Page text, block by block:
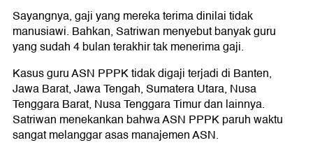
Sayangnya, gaji yang mereka terima dinilai tidak
manusiawi. Bahkan, Satriwan menyebut banyak guru
yang sudah 4 bulan terakhir tak menerima gaji.
Kasus guru ASN PPPK tidak digaji terjadi di Banten,
Jawa Barat, Jawa Tengah, Sumatera Utara, Nusa
Tenggara Barat, Nusa Tenggara Timur dan lainnya.
Satriwan menekankan bahwa ASN PPPK paruh waktu
sangat melanggar asas manajemen ASN.